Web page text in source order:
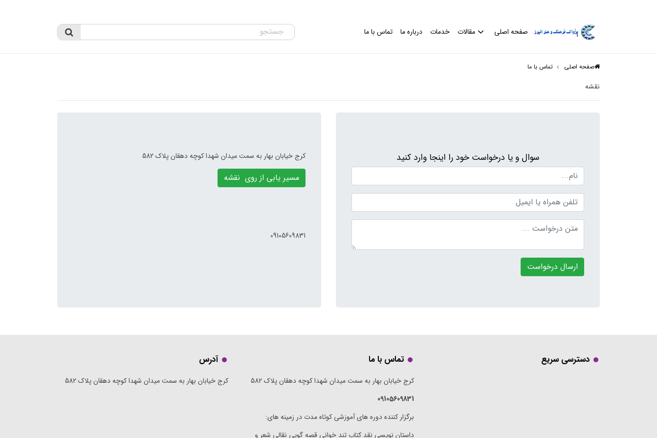
صفحه اصلی مقالات خدمات درباره ما تماس با ما
صفحه اصلی تماس با ما
نقشه
سوال و یا درخواست خود را اینجا وارد کنید
ارسال درخواست
کرج خیابان بهار به سمت میدان شهدا کوچه دهقان پلاک 582
مسیر یابی از روی نقشه
09105609831
دسترسی سریع تماس با ما
کرج خیابان بهار به سمت میدان شهدا کوچه دهقان پلاک 582
09105609831
برگزار کننده دوره های آموزشی کوتاه مدت در زمینه های:
داستان نویسی نقد کتاب تند خوانی قصه گویی نقالی شعر و
آدرس
کرج خیابان بهار به سمت میدان شهدا کوچه دهقان پلاک 582